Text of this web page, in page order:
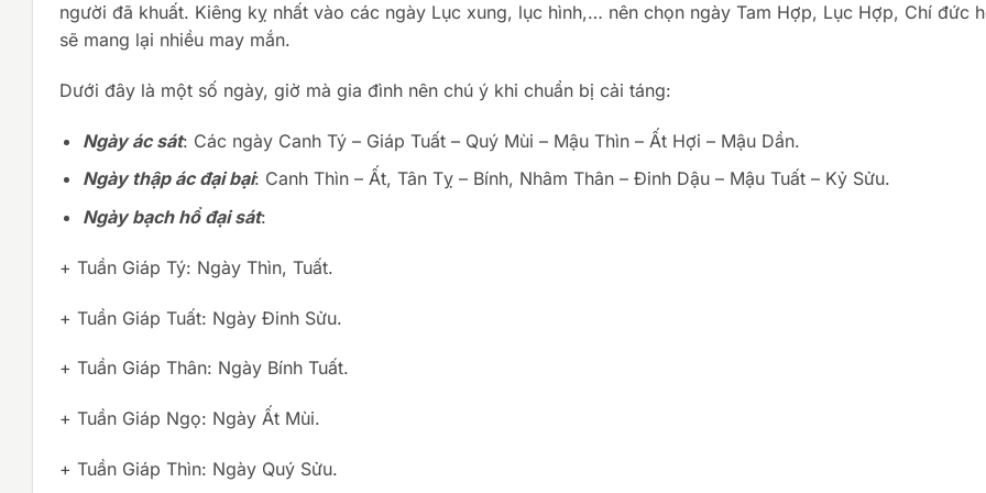
người đã khuất. Kiêng kỵ nhất vào các ngày Lục xung, lục hình,… nên chọn ngày Tam Hợp, Lục Hợp, Chí đức
sẽ mang lại nhiều may mắn.
Dưới đây là một số ngày, giờ mà gia đình nên chú ý khi chuẩn bị cải táng:
Ngày ác sát: Các ngày Canh Tý – Giáp Tuất – Quý Mùi – Mậu Thìn – Ất Hợi – Mậu Dần.
Ngày thập ác đại bại: Canh Thìn – Ất, Tân Tỵ – Bính, Nhâm Thân – Đinh Dậu – Mậu Tuất – Kỷ Sửu.
Ngày bạch hổ đại sát:
+ Tuần Giáp Tý: Ngày Thìn, Tuất.
+ Tuần Giáp Tuất: Ngày Đinh Sửu.
+ Tuần Giáp Thân: Ngày Bính Tuất.
+ Tuần Giáp Ngọ: Ngày Ất Mùi.
+ Tuần Giáp Thìn: Ngày Quý Sửu.